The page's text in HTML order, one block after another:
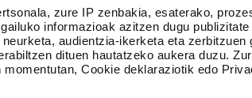
zure IP zenbakia, esaterako,
informazioak azitzen dugu
audientzia-ikerketa eta zerbitzuen
dituen hautatzeko aukera duzu.
Cookie deklaraziotik edo